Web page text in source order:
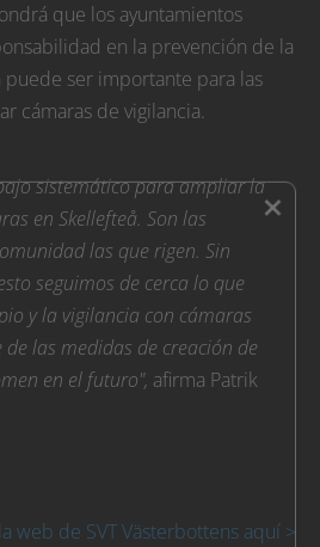
que los ayuntamientos
en la prevención de la
ser importante para las
cámaras de vigilancia.
sistemático para ampliar la
en Skellefteå. Son las
las que rigen. Sin
seguimos de cerca lo que
y la vigilancia con cámaras
las medidas de creación de
en el futuro", afirma Patrik
web de SVT Västerbottens aquí >
×